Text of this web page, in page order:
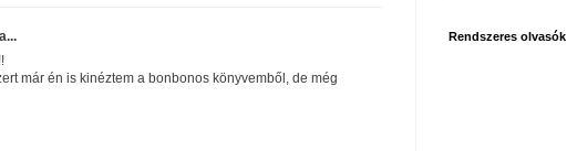
már én is kinéztem a bonbonos könyvemből, de még
Rendszeres olvasók